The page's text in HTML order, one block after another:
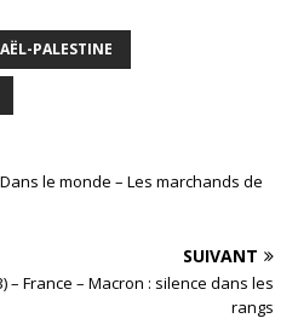
PALESTINE
le monde – Les marchands de
SUIVANT
– France – Macron : silence dans les
rangs